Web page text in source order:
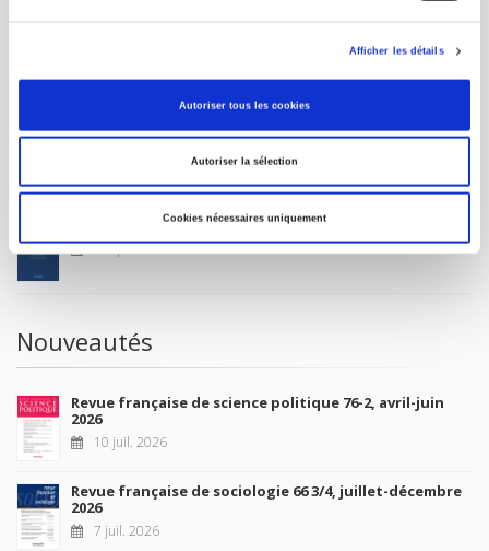
Afficher les détails
Autoriser tous les cookies
Autoriser la sélection
Cookies nécessaires uniquement
POUR LES LIBRAIRES
La France et l'Union européenne
4 sept. 2026
Nouveautés
Revue française de science politique 76-2, avril-juin
2026
10 juil. 2026
Revue française de sociologie 66 3/4, juillet-décembre
2026
7 juil. 2026